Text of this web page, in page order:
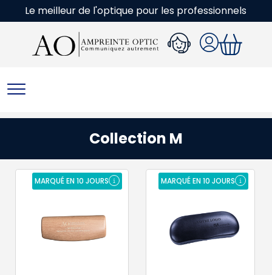
Le meilleur de l'optique pour les professionnels
Collection M
MARQUÉ EN 10 JOURS MARQUÉ EN 10 JOURS